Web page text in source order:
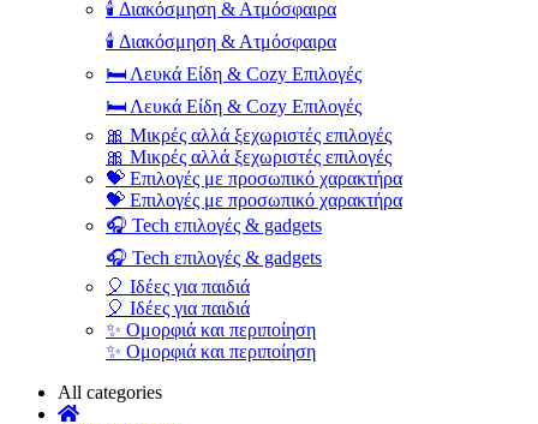
🕯️ Διακόσμηση & Ατμόσφαιρα
🕯️ Διακόσμηση & Ατμόσφαιρα
🛏️ Λευκά Είδη & Cozy Επιλογές
🛏️ Λευκά Είδη & Cozy Επιλογές
🎀 Μικρές αλλά ξεχωριστές επιλογές
🎀 Μικρές αλλά ξεχωριστές επιλογές
💝 Επιλογές με προσωπικό χαρακτήρα
💝 Επιλογές με προσωπικό χαρακτήρα
🎧 Tech επιλογές & gadgets
🎧 Tech επιλογές & gadgets
🎈 Ιδέες για παιδιά
🎈 Ιδέες για παιδιά
✨ Ομορφιά και περιποίηση
✨ Ομορφιά και περιποίηση
All categories